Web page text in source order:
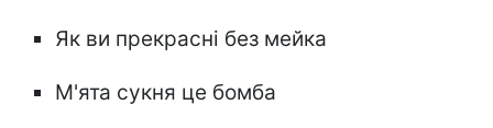
Як ви прекрасні без мейка
М'ята сукня це бомба